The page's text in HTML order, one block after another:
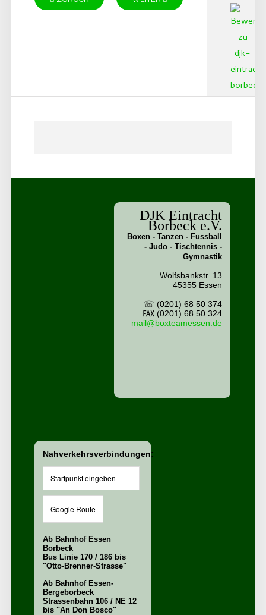
DJK Eintracht
Borbeck e.V.
Boxen - Tanzen - Fussball
- Judo - Tischtennis -
Gymnastik
Wolfsbankstr. 13
45355 Essen
☏ (0201) 68 50 374
℻ (0201) 68 50 324
mail@boxteamessen.de
Nahverkehrsverbindungen:
Ab Bahnhof Essen
Borbeck
Bus Linie 170 / 186 bis
"Otto-Brenner-Strasse"
Ab Bahnhof Essen-
Bergeborbeck
Strassenbahn 106 / NE 12
bis "An Don Bosco"